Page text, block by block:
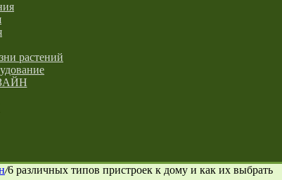
растений
/6 различных типов пристроек к дому и как их выбрать